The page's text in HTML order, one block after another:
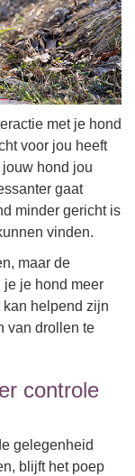
met je hond
voor jou heeft
hond jou
gaat
minder gericht is
vinden.
maar de
je je hond meer
helpend zijn
van drollen te
controle
gelegenheid
blijft het poep